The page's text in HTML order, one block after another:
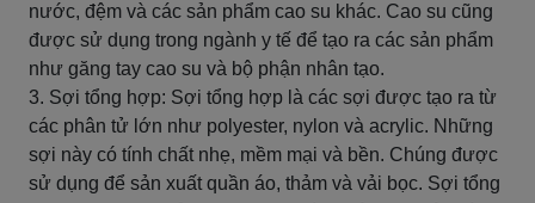
nước, đệm và các sản phẩm cao su khác. Cao su cũng
được sử dụng trong ngành y tế để tạo ra các sản phẩm
như găng tay cao su và bộ phận nhân tạo.
3. Sợi tổng hợp: Sợi tổng hợp là các sợi được tạo ra từ
các phân tử lớn như polyester, nylon và acrylic. Những
sợi này có tính chất nhẹ, mềm mại và bền. Chúng được
sử dụng để sản xuất quần áo, thảm và vải bọc. Sợi tổng